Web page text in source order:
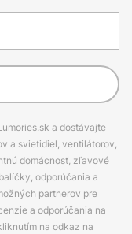
a dostávajte
a svietidiel, ventilátorov,
domácnosť, zľavové
odporúčania a
partnerov pre
a odporúčania na
na odkaz na